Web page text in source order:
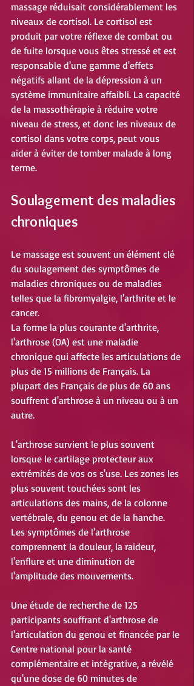
massage réduisait considérablement les
niveaux de cortisol. Le cortisol est
produit par votre réflexe de combat ou
de fuite lorsque vous êtes stressé et est
responsable d'une gamme d'effets
négatifs allant de la dépression à un
système immunitaire affaibli. La capacité
de la massothérapie à réduire votre
niveau de stress, et donc les niveaux de
cortisol dans votre corps, peut vous
aider à éviter de tomber malade à long
terme.
Soulagement des maladies
chroniques
Le massage est souvent un élément clé
du soulagement des symptômes de
maladies chroniques ou de maladies
telles que la fibromyalgie, l'arthrite et le
cancer.
La forme la plus courante d'arthrite,
l'arthrose (OA) est une maladie
chronique qui affecte les articulations de
plus de 15 millions de Français. La
plupart des Français de plus de 60 ans
souffrent d'arthrose à un niveau ou à un
autre.
L'arthrose survient le plus souvent
lorsque le cartilage protecteur aux
extrémités de vos os s'use. Les zones les
plus souvent touchées sont les
articulations des mains, de la colonne
vertébrale, du genou et de la hanche.
Les symptômes de l'arthrose
comprennent la douleur, la raideur,
l'enflure et une diminution de
l'amplitude des mouvements.
Une étude de recherche de 125
participants souffrant d'arthrose de
l'articulation du genou et financée par le
Centre national pour la santé
complémentaire et intégrative, a révélé
qu'une dose de 60 minutes de